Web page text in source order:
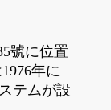
號に位置
年に
テムが設